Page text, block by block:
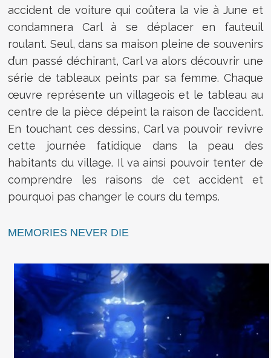
accident de voiture qui coûtera la vie à June et
condamnera Carl à se déplacer en fauteuil
roulant. Seul, dans sa maison pleine de souvenirs
d’un passé déchirant, Carl va alors découvrir une
série de tableaux peints par sa femme. Chaque
œuvre représente un villageois et le tableau au
centre de la pièce dépeint la raison de l’accident.
En touchant ces dessins, Carl va pouvoir revivre
cette journée fatidique dans la peau des
habitants du village. Il va ainsi pouvoir tenter de
comprendre les raisons de cet accident et
pourquoi pas changer le cours du temps.
MEMORIES NEVER DIE